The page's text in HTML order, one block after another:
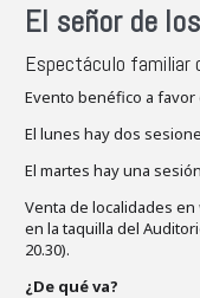
El señor de
Espectáculo familiar
Evento benéfico a favor
El lunes hay dos
El martes hay una
Venta de localidades en
en la taquilla del
20.30).
¿De qué va?